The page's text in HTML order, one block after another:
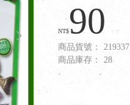
NT$90
商品貨號：
商品庫存：
28